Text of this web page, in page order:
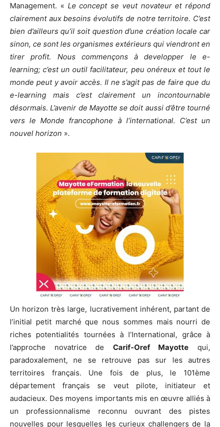
Management. « Le concept se veut novateur et répond
clairement aux besoins évolutifs de notre territoire. C’est
bien d’ailleurs qu’il soit question d’une création locale car
sinon, ce sont les organismes extérieurs qui viendront en
tirer profit. Nous commençons à developper le e-
learning; c’est un outil facilitateur, peu onéreux et tout le
monde peut y avoir accès. Il ne s’agit pas de faire que du
e-learning mais c’est clairement un incontournable
désormais. L’avenir de Mayotte se doit aussi d’être tourné
vers le Monde francophone à l’international. C’est un
nouvel horizon ».
Un horizon très large, lucrativement inhérent, partant de
l’initial petit marché que nous sommes mais nourri de
riches potentialités tournées à l’International, grâce à
l’approche novatrice de Carif-Oref Mayotte qui,
paradoxalement, ne se retrouve pas sur les autres
territoires français. Une fois de plus, le 101ème
département français se veut pilote, initiateur et
audacieux. Des moyens importants mis en œuvre alliés à
un professionnalisme reconnu ouvrant des pistes
nouvelles pour lesquelles les curieux challengers de la